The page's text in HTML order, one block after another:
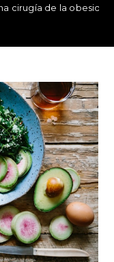
cirugía de la obesidad